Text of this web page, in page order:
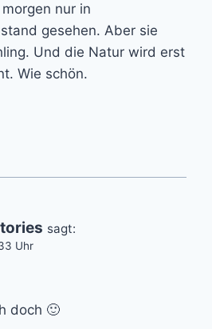
nur in
gesehen. Aber sie
Und die Natur wird erst
Wie schön.
sagt:
Uhr
doch 🙂